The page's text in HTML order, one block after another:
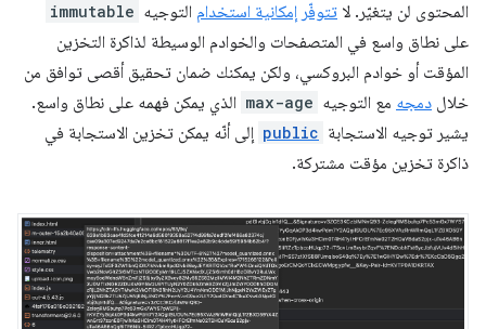
المحتوى لن يتغيّر. لا تتوفّر إمكانية استخدام التوجيه immutable
على نطاق واسع في المتصفحات والخوادم الوسيطة لذاكرة التخزين
المؤقت أو خوادم البروكسي، ولكن يمكنك ضمان تحقيق أقصى توافق من
خلال دمجه مع التوجيه max-age الذي يمكن فهمه على نطاق واسع.
يشير توجيه الاستجابة public إلى أنّه يمكن تخزين الاستجابة في
ذاكرة تخزين مؤقت مشتركة.